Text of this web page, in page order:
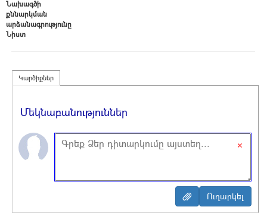
Նախագծի
քննարկման
արձանագրությունը
Նիստ
Կարծիքներ
Մեկնաբանություններ
×